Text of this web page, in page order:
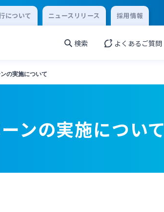
について ニュースリリース 採用情報
検索 よくあるご質問
の実施について
ンの実施について